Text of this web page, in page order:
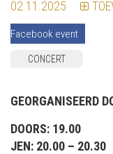
02.11.2025
Facebook event
CONCERT
GEORGANISEERD
DOORS: 19.00
JEN: 20.00 – 20.30